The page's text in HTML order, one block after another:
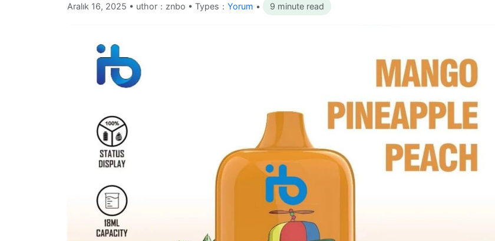
Aralık 16, 2025 • uthor：znbo • Types： Yorum • 9 minute read